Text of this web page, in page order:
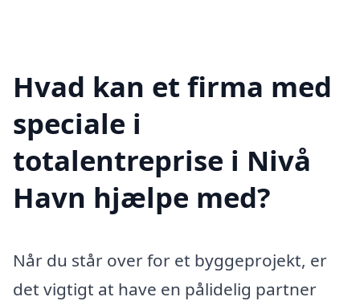
Hvad kan et firma med
speciale i
totalentreprise i Nivå
Havn hjælpe med?
Når du står over for et byggeprojekt, er
det vigtigt at have en pålidelig partner